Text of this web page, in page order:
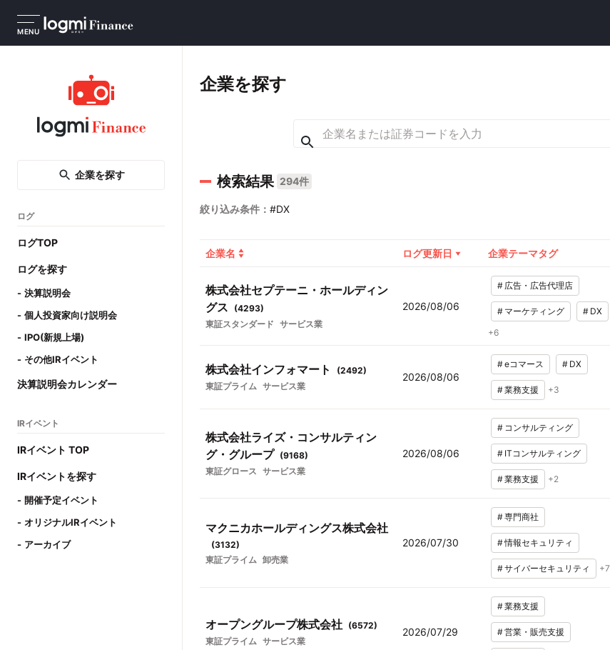
MENU
企業を探す
ログ
ログTOP
ログを探す
決算説明会
個人投資家向け説明会
IPO(新規上場)
その他IRイベント
決算説明会カレンダー
IRイベント
IRイベント TOP
IRイベントを探す
開催予定イベント
オリジナルIRイベント
アーカイブ
企業を探す
検索結果 294件
絞り込み条件： #DX
企業名 ログ更新日 企業テーマタグ
株式会社セプテーニ・ホールディン
グス
(4293)
東証スタンダード サービス業
2026/08/06
# 広告・広告代理店
# マーケティング # DX
+6
株式会社インフォマート (2492)
東証プライム サービス業
2026/08/06
#eコマース # DX
#業務支援 +3
株式会社ライズ・コンサルティン
グ・グループ (9168)
東証グロース サービス業
2026/08/06
# コンサルティング
# ITコンサルティング
#業務支援 +2
マクニカホールディングス株式会社
(3132)
東証プライム 卸売業
2026/07/30
#専門商社
#情報セキュリティ
#サイバーセキュリティ +7
オープングループ株式会社 (6572)
東証プライム サービス業
2026/07/29
#業務支援
#営業・販売支援